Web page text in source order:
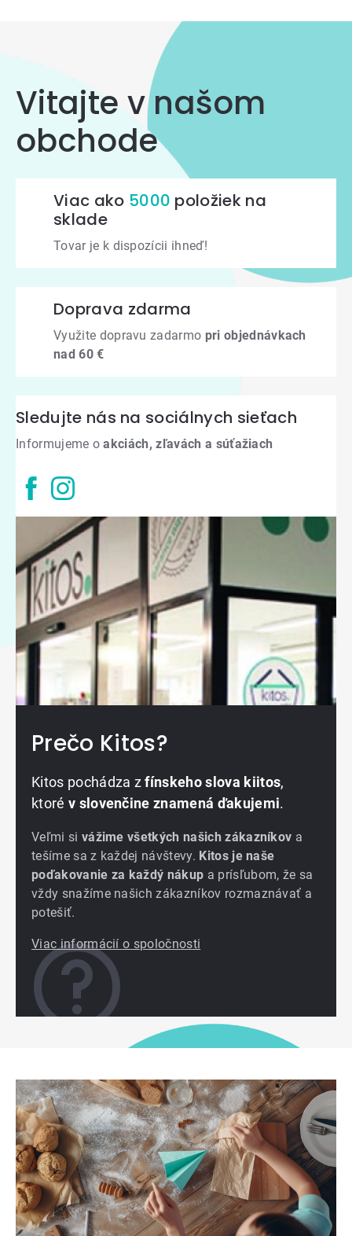
Vitajte v našom
obchode
Viac ako 5000 položiek na
sklade
Tovar je k dispozícii ihneď!
Doprava zdarma
Využite dopravu zadarmo pri objednávkach
nad 60 €
Sledujte nás na sociálnych sieťach
Informujeme oakciách, zľavách a súťažiach
Prečo Kitos?
Kitos pochádza zfínskeho slova kiitos,
ktoré v slovenčine znamená ďakujemi.
Veľmi si vážime všetkých našich zákazníkov a
tešíme sa z každej návštevy. Kitos je naše
poďakovanie za každý nákup a prísľubom, že sa
vždy snažíme našich zákazníkov rozmaznávať a
potešiť.
Viac informácií o spoločnosti